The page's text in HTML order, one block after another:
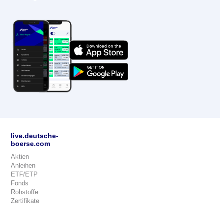
live.deutsche-
boerse.com
Aktien
Anleihen
ETF/ETP
Fonds
Rohstoffe
Zertifikate